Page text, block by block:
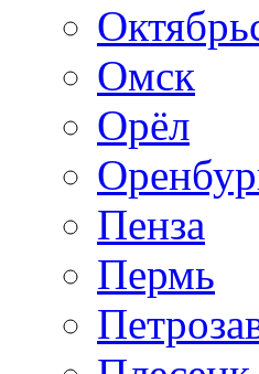
Омск
Орёл
Пенза
Пермь